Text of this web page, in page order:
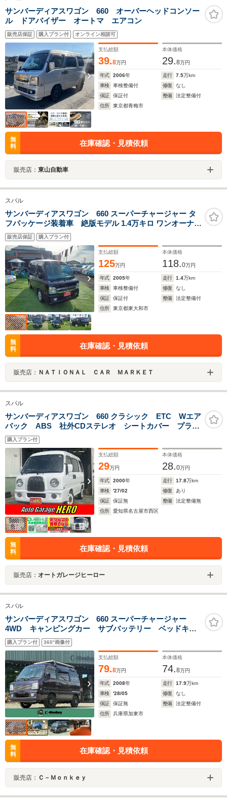
サンバーディアスワゴン 660 オーバーヘッドコンソー
ル ドアバイザー オートマ エアコン
販売店保証 購入プラン付 オンライン相談可
支払総額
39.8万円
本体価格
29.8万円
年式 2006年 走行 7.5万km
車検
車検整備付 修復
なし
保証
保証付 整備
法定整備付
住所
東京都青梅市
無
料
在庫確認・見積依頼
販売店： 東山自動車
スバル
サンバーディアスワゴン 660 スーパーチャージャー タ
フパッケージ装着車 絶版モデル 1.4万キロ ワンオーナー
車検2年
販売店保証 購入プラン付
支払総額
125万円
本体価格
118.0万円
年式 2005年 走行 1.4万km
車検
車検整備付 修復
なし
保証
保証付 整備
法定整備付
住所
東京都東大和市
無
料
在庫確認・見積依頼
販売店： ＮＡＴＩＯＮＡＬ ＣＡＲ ＭＡＲＫＥＴ
スバル
サンバーディアスワゴン 660 クラシック ETC Wエア
バック ABS 社外CDステレオ シートカバー プライ
バシーガラス 13インチホイルキャップ タイミングベ
ルト交換済み
購入プラン付
支払総額
29万円
本体価格
28.0万円
年式 2000年 走行 17.8万km
車検
'27/02 修復
あり
保証
保証無 整備
法定整備無
住所
愛知県名古屋市西区
無
料
在庫確認・見積依頼
販売店： オートガレージヒーロー
スバル
サンバーディアスワゴン 660 スーパーチャージャー
4WD キャンピングカー サブバッテリー ベッドキッ
ト FFヒーター Renogy走行充電システム ソーラーパ
ネル ナビ 地デジ バックカメラ ETC キーレス
エアコン パワステ パワーウィンド
購入プラン付 360°画像付
支払総額
79.8万円
本体価格
74.8万円
年式 2008年 走行 17.9万km
車検
'28/05 修復
なし
保証
保証無 整備
法定整備付
住所
兵庫県加東市
無
料
在庫確認・見積依頼
販売店： Ｃ－Ｍｏｎｋｅｙ